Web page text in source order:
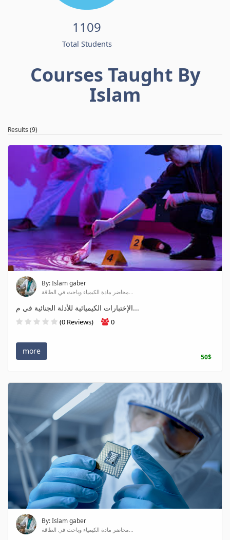
1109
Total Students
Courses Taught By
Islam
Results (9)
By: Islam gaber
محاضر مادة الكيمياء وباحث في الطاقة...
الإختبارات الكيميائية للأدلة الجنائية في م...
(0 Reviews) 0
more
50$
By: Islam gaber
محاضر مادة الكيمياء وباحث في الطاقة...